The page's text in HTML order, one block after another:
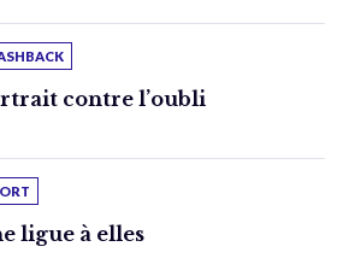
contre l’oubli
ligue à elles